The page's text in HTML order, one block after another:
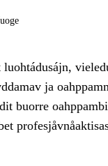
ja
buorre